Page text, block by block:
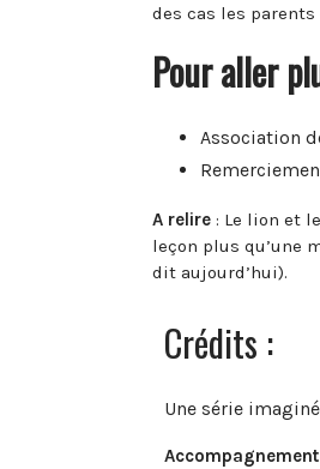
des cas les
Pour aller
Association
A relire : Le lion et
leçon plus qu’une
dit aujourd’hui).
Crédits :
Une série